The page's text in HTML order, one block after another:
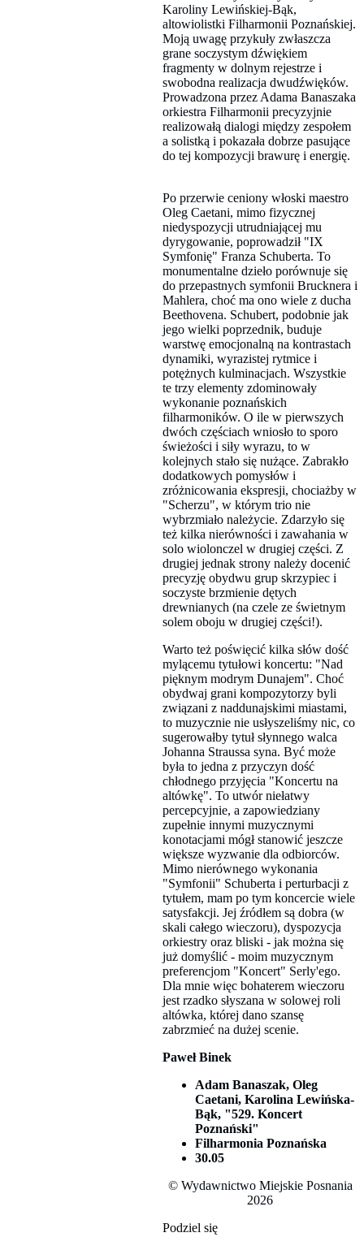
Karoliny Lewińskiej-Bąk,
altowiolistki Filharmonii Poznańskiej.
Moją uwagę przykuły zwłaszcza
grane soczystym dźwiękiem
fragmenty w dolnym rejestrze i
swobodna realizacja dwudźwięków.
Prowadzona przez Adama Banaszaka
orkiestra Filharmonii precyzyjnie
realizowałą dialogi między zespołem
a solistką i pokazała dobrze pasujące
do tej kompozycji brawurę i energię.
Po przerwie ceniony włoski maestro
Oleg Caetani, mimo fizycznej
niedyspozycji utrudniającej mu
dyrygowanie, poprowadził "IX
Symfonię" Franza Schuberta. To
monumentalne dzieło porównuje się
do przepastnych symfonii Brucknera i
Mahlera, choć ma ono wiele z ducha
Beethovena. Schubert, podobnie jak
jego wielki poprzednik, buduje
warstwę emocjonalną na kontrastach
dynamiki, wyrazistej rytmice i
potężnych kulminacjach. Wszystkie
te trzy elementy zdominowały
wykonanie poznańskich
filharmoników. O ile w pierwszych
dwóch częściach wniosło to sporo
świeżości i siły wyrazu, to w
kolejnych stało się nużące. Zabrakło
dodatkowych pomysłów i
zróżnicowania ekspresji, chociażby w
"Scherzu", w którym trio nie
wybrzmiało należycie. Zdarzyło się
też kilka nierówności i zawahania w
solo wiolonczel w drugiej części. Z
drugiej jednak strony należy docenić
precyzję obydwu grup skrzypiec i
soczyste brzmienie dętych
drewnianych (na czele ze świetnym
solem oboju w drugiej części!).
Warto też poświęcić kilka słów dość
mylącemu tytułowi koncertu: "Nad
pięknym modrym Dunajem". Choć
obydwaj grani kompozytorzy byli
związani z naddunajskimi miastami,
to muzycznie nie usłyszeliśmy nic, co
sugerowałby tytuł słynnego walca
Johanna Straussa syna. Być może
była to jedna z przyczyn dość
chłodnego przyjęcia "Koncertu na
altówkę". To utwór niełatwy
percepcyjnie, a zapowiedziany
zupełnie innymi muzycznymi
konotacjami mógł stanowić jeszcze
większe wyzwanie dla odbiorców.
Mimo nierównego wykonania
"Symfonii" Schuberta i perturbacji z
tytułem, mam po tym koncercie wiele
satysfakcji. Jej źródłem są dobra (w
skali całego wieczoru), dyspozycja
orkiestry oraz bliski - jak można się
już domyślić - moim muzycznym
preferencjom "Koncert" Serly'ego.
Dla mnie więc bohaterem wieczoru
jest rzadko słyszana w solowej roli
altówka, której dano szansę
zabrzmieć na dużej scenie.
Paweł Binek
Adam Banaszak, Oleg
Caetani, Karolina Lewińska-
Bąk, "529. Koncert
Poznański"
Filharmonia Poznańska
30.05
© Wydawnictwo Miejskie Posnania
2026
Podziel się